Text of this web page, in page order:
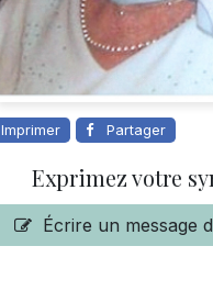
Imprimer Partager
Exprimez votre
Écrire un message